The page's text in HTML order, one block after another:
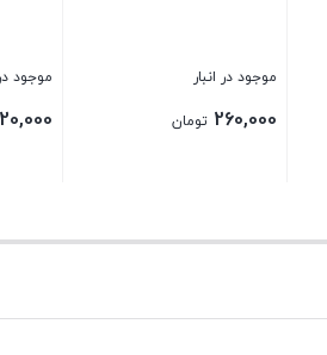
موجود در انبار
260,000 تومان
موجود در